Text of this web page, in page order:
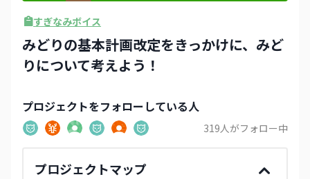
すぎなみボイス
みどりの基本計画改定をきっかけに、みど
りについて考えよう！
プロジェクトをフォローしている人
319人がフォロー中
プロジェクトマップ